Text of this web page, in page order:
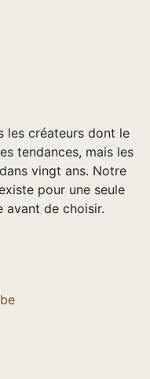
les créateurs dont le
tendances, mais les
vingt ans. Notre
pour une seule
avant de choisir.